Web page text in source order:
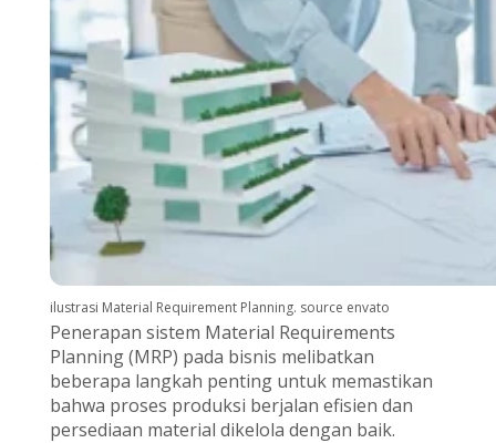
ilustrasi Material Requirement Planning. source envato
Penerapan sistem Material Requirements
Planning (MRP) pada bisnis melibatkan
beberapa langkah penting untuk memastikan
bahwa proses produksi berjalan efisien dan
persediaan material dikelola dengan baik.